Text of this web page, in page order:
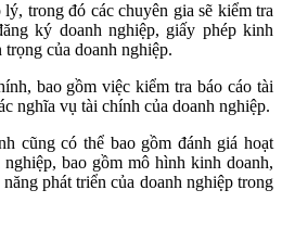
trong đó các chuyên gia sẽ kiểm tra
ký doanh nghiệp, giấy phép kinh
của doanh nghiệp.
bao gồm việc kiểm tra báo cáo tài
nghĩa vụ tài chính của doanh nghiệp.
cũng có thể bao gồm đánh giá hoạt
bao gồm mô hình kinh doanh,
phát triển của doanh nghiệp trong